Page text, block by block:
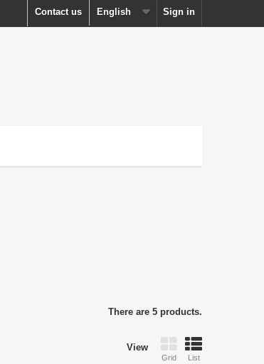
Sign in
English
Contact us
There are 5 products.
View
Grid List